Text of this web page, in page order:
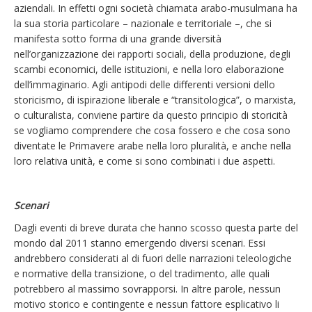
aziendali. In effetti ogni società chiamata arabo-musulmana ha
la sua storia particolare – nazionale e territoriale –, che si
manifesta sotto forma di una grande diversità
nell’organizzazione dei rapporti sociali, della produzione, degli
scambi economici, delle istituzioni, e nella loro elaborazione
dell’immaginario. Agli antipodi delle differenti versioni dello
storicismo, di ispirazione liberale e “transitologica”, o marxista,
o culturalista, conviene partire da questo principio di storicità
se vogliamo comprendere che cosa fossero e che cosa sono
diventate le Primavere arabe nella loro pluralità, e anche nella
loro relativa unità, e come si sono combinati i due aspetti.
Scenari
Dagli eventi di breve durata che hanno scosso questa parte del
mondo dal 2011 stanno emergendo diversi scenari. Essi
andrebbero considerati al di fuori delle narrazioni teleologiche
e normative della transizione, o del tradimento, alle quali
potrebbero al massimo sovrapporsi. In altre parole, nessun
motivo storico e contingente e nessun fattore esplicativo li